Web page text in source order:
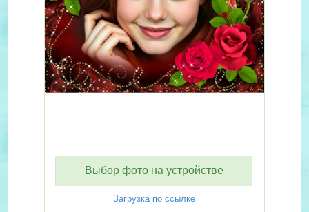
Выбор фото на устройстве
Загрузка по ссылке